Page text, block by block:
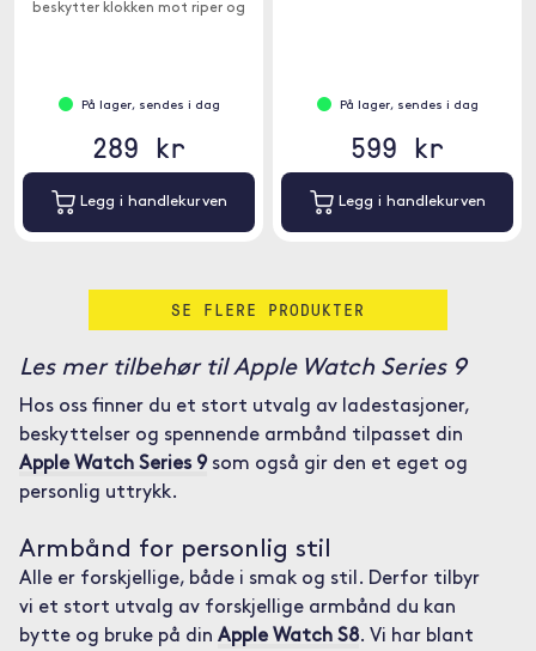
beskytter klokken mot riper og
På lager, sendes i dag
289 kr
Legg i handlekurven
På lager, sendes i dag
599 kr
Legg i handlekurven
SE FLERE PRODUKTER
Les mer tilbehør til Apple Watch Series 9
Hos oss finner du et stort utvalg av ladestasjoner,
beskyttelser og spennende armbånd tilpasset din
Apple Watch Series 9som også gir den et eget og
personlig uttrykk.
Armbånd for personlig stil
Alle er forskjellige, både i smak og stil. Derfor tilbyr
vi et stort utvalg av forskjellige armbånd du kan
bytte og bruke på din Apple Watch S8. Vi har blant